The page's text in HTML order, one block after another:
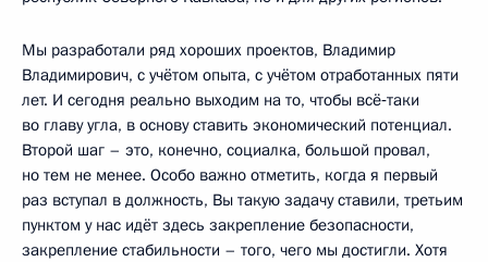
Мы разработали ряд хороших проектов, Владимир
Владимирович, с учётом опыта, с учётом отработанных пяти
лет. И сегодня реально выходим на то, чтобы всё‑таки
во главу угла, в основу ставить экономический потенциал.
Второй шаг – это, конечно, социалка, большой провал,
но тем не менее. Особо важно отметить, когда я первый
раз вступал в должность, Вы такую задачу ставили, третьим
пунктом у нас идёт здесь закрепление безопасности,
закрепление стабильности – того, чего мы достигли. Хотя